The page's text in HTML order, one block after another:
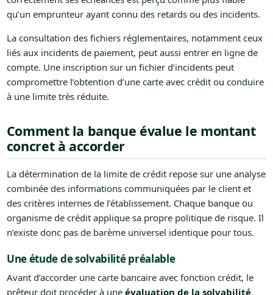
qu’un emprunteur ayant connu des retards ou des incidents.
La consultation des fichiers réglementaires, notamment ceux
liés aux incidents de paiement, peut aussi entrer en ligne de
compte. Une inscription sur un fichier d’incidents peut
compromettre l’obtention d’une carte avec crédit ou conduire
à une limite très réduite.
Comment la banque évalue le montant
concret à accorder
La détermination de la limite de crédit repose sur une analyse
combinée des informations communiquées par le client et
des critères internes de l’établissement. Chaque banque ou
organisme de crédit applique sa propre politique de risque. Il
n’existe donc pas de barème universel identique pour tous.
Une étude de solvabilité préalable
Avant d’accorder une carte bancaire avec fonction crédit, le
prêteur doit procéder à une évaluation de la solvabilité.